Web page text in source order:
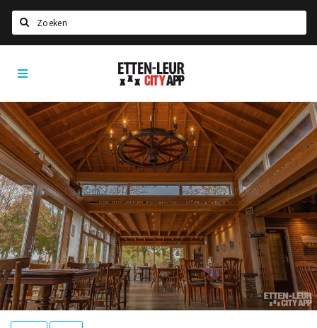
Home
Agenda
Deals
Party pics
Nieuws, interviews & blogs
Eten
Drinken
Slapen
Recreatief
Winkels
Etten-
Leur
App